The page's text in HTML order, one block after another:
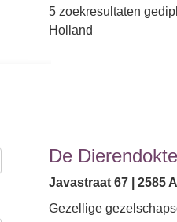
5 zoekresultaten
Holland
De
Javastraat 67 | 2585
Gezellige